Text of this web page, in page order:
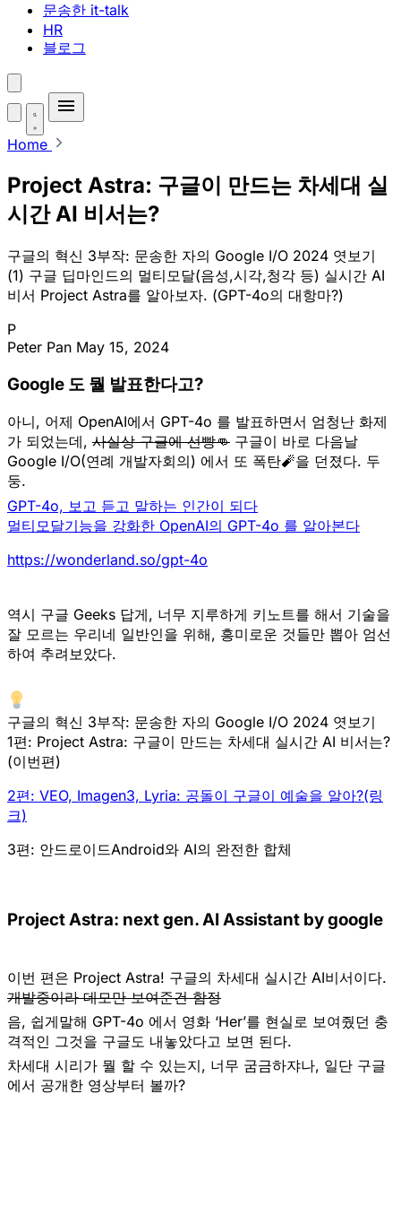
문송한 it-talk
HR
블로그
Home
Project Astra: 구글이 만드는 차세대 실
시간 AI 비서는?
구글의 혁신 3부작: 문송한 자의 Google I/O 2024 엿보기
(1) 구글 딥마인드의 멀티모달(음성,시각,청각 등) 실시간 AI
비서 Project Astra를 알아보자. (GPT-4o의 대항마?)
P
Peter Pan May 15, 2024
Google 도 뭘 발표한다고?
아니, 어제 OpenAI에서 GPT-4o 를 발표하면서 엄청난 화제
가 되었는데, 사실상 구글에 선빵👊 구글이 바로 다음날
Google I/O(연례 개발자회의) 에서 또 폭탄🧨을 던졌다. 두
둥.
GPT-4o, 보고 듣고 말하는 인간이 되다
멀티모달기능을 강화한 OpenAI의 GPT-4o 를 알아본다
https://wonderland.so/gpt-4o
역시 구글 Geeks 답게, 너무 지루하게 키노트를 해서 기술을
잘 모르는 우리네 일반인을 위해, 흥미로운 것들만 뽑아 엄선
하여 추려보았다.
구글의 혁신 3부작: 문송한 자의 Google I/O 2024 엿보기
1편: Project Astra: 구글이 만드는 차세대 실시간 AI 비서는?
(이번편)
2편: VEO, Imagen3, Lyria: 공돌이 구글이 예술을 알아?(링
크)
3편: 안드로이드Android와 AI의 완전한 합체
Project Astra: next gen. AI Assistant by google
이번 편은 Project Astra! 구글의 차세대 실시간 AI비서이다.
개발중이라 데모만 보여준건 함정
음, 쉽게말해 GPT-4o 에서 영화 ‘Her’를 현실로 보여줬던 충
격적인 그것을 구글도 내놓았다고 보면 된다.
차세대 시리가 뭘 할 수 있는지, 너무 굼금하쟈나, 일단 구글
에서 공개한 영상부터 볼까?